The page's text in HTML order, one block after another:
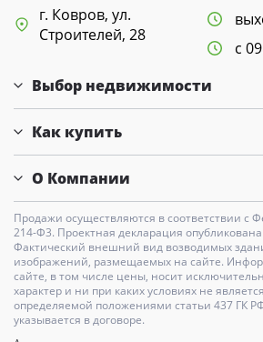
г. Ковров, ул.
Строителей, 28
с
Выбор недвижимости
Как купить
О Компании
Продажи осуществляются в соответствии с
214-Ф3. Проектная декларация
Фактический внешний вид возводимых
изображений, размещаемых на сайте.
сайте, в том числе цены, носит
характер и ни при каких условиях не
определяемой положениями статьи 437 ГК
указывается в договоре.